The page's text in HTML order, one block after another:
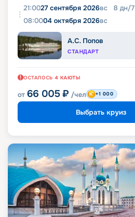
21:0027 сентября 2026вс 8 дн/7
08:0004 октября 2026вс
А.С. Попов
СТАНДАРТ
ОСТАЛОСЬ 4 КАЮТЫ
от 66 005 ₽ /чел +1 000
Выбрать круиз